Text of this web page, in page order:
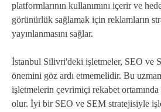
platformlarının kullanımını içerir ve
görünürlük sağlamak için reklamların
yayınlanmasını sağlar.
İstanbul Silivri'deki işletmeler, SEO ve
önemini göz ardı etmemelidir. Bu
işletmelerin çevrimiçi rekabet ortamında
olur. İyi bir SEO ve SEM stratejisiyle